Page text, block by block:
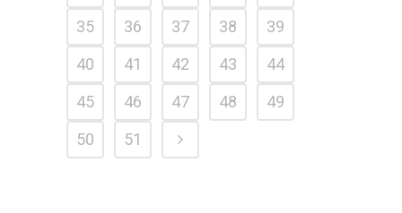
35
36 37 38
39
40
41 42 43
44
45
46 47 48
49
50
51